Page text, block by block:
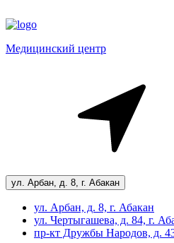
Медицинский центр
ул. Арбан, д. 8, г. Абакан
ул. Арбан, д. 8, г. Абакан
ул. Чертыгашева, д. 84, г.
пр-кт Дружбы Народов, д.